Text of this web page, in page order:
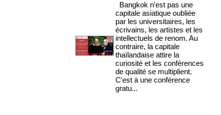
Bangkok n'est pas une
capitale asiatique oubliée
par les universitaires, les
écrivains, les artistes et les
intellectuels de renom. Au
contraire, la capitale
thaïlandaise attire la
curiosité et les conférences
de qualité se multiplient.
C'est à une conférence
gratu...